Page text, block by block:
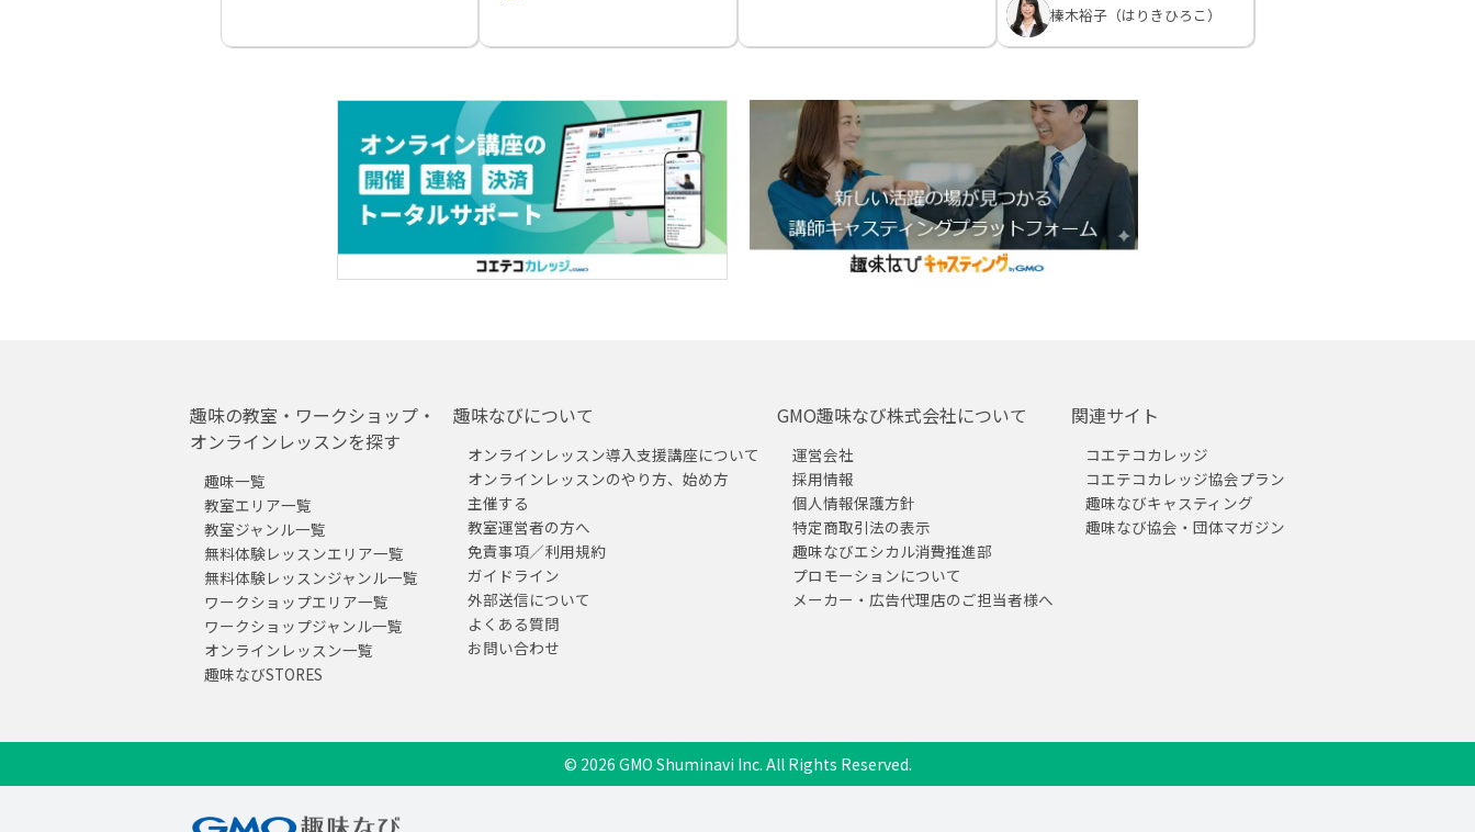
榛木裕子（はりきひろこ）
趣味の教室・ワークショップ・
オンラインレッスンを探す
趣味一覧
教室エリア一覧
教室ジャンル一覧
無料体験レッスンエリア一覧
無料体験レッスンジャンル一覧
ワークショップエリア一覧
ワークショップジャンル一覧
オンラインレッスン一覧
趣味なびSTORES
趣味なびについて
オンラインレッスン導入支援講座について
オンラインレッスンのやり方、始め方
主催する
教室運営者の方へ
免責事項／利用規約
ガイドライン
外部送信について
よくある質問
お問い合わせ
GMO趣味なび株式会社について
運営会社
採用情報
個人情報保護方針
特定商取引法の表示
趣味なびエシカル消費推進部
プロモーションについて
メーカー・広告代理店のご担当者様へ
関連サイト
コエテコカレッジ
コエテコカレッジ協会プラン
趣味なびキャスティング
趣味なび協会・団体マガジン
© 2026 GMO Shuminavi Inc. All Rights Reserved.